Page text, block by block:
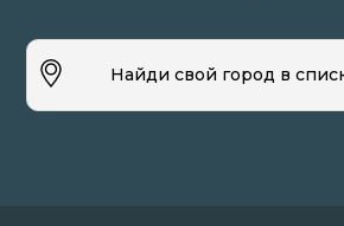
Найди свой город в